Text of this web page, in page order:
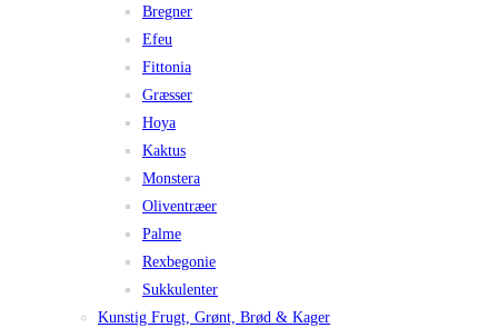
Bregner
Efeu
Fittonia
Græsser
Hoya
Kaktus
Monstera
Oliventræer
Palme
Rexbegonie
Sukkulenter
Kunstig Frugt, Grønt, Brød & Kager